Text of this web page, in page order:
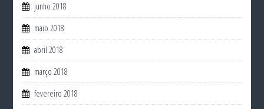
junho 2018
maio 2018
abril 2018
março 2018
fevereiro 2018